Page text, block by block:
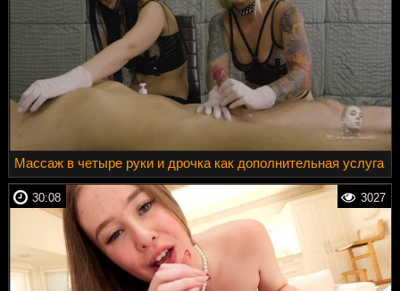
Массаж в четыре руки и дрочка как дополнительная услуга
3027
30:08